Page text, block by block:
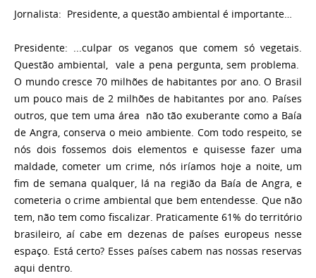
Jornalista: Presidente, a questão ambiental é importante…
Presidente: ...culpar os veganos que comem só vegetais.
Questão ambiental, vale a pena pergunta, sem problema.
O mundo cresce 70 milhões de habitantes por ano. O Brasil
um pouco mais de 2 milhões de habitantes por ano. Países
outros, que tem uma área não tão exuberante como a Baía
de Angra, conserva o meio ambiente. Com todo respeito, se
nós dois fossemos dois elementos e quisesse fazer uma
maldade, cometer um crime, nós iríamos hoje a noite, um
fim de semana qualquer, lá na região da Baía de Angra, e
cometeria o crime ambiental que bem entendesse. Que não
tem, não tem como fiscalizar. Praticamente 61% do território
brasileiro, aí cabe em dezenas de países europeus nesse
espaço. Está certo? Esses países cabem nas nossas reservas
aqui dentro.